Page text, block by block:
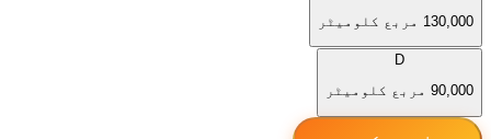
130,000 مربع کلومیٹر
D
90,000 مربع کلومیٹر